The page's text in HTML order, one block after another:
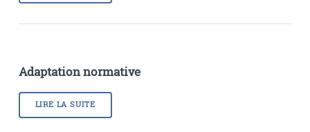
Adaptation normative
LIRE LA SUITE